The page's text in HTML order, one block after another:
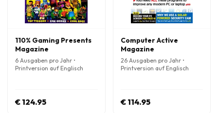
110% Gaming Presents
Magazine
6 Ausgaben pro Jahr •
Printversion auf Englisch
€ 124.95
Computer Active
Magazine
26 Ausgaben pro Jahr •
Printversion auf Englisch
€ 114.95